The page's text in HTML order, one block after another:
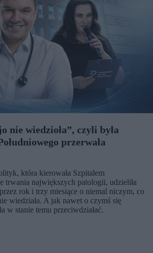
nie wiedzioła”, czyli była
przerwała
która kierowała Szpitalem
trwania największych patologii, udzieliła
rok i trzy miesiące o niemal niczym, co
wiedziała. A jak nawet o czymś się
w stanie temu przeciwdziałać.